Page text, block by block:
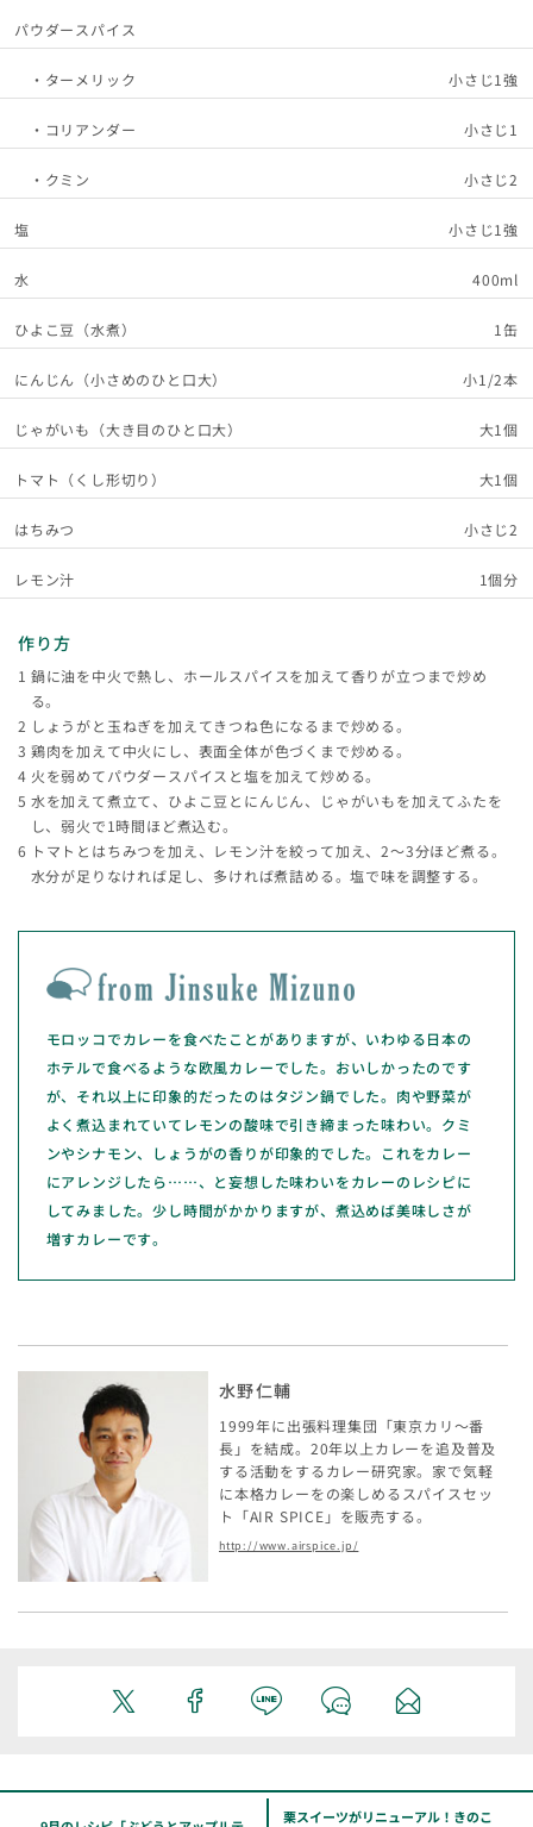
パウダースパイス
・ターメリック 小さじ1強
・コリアンダー 小さじ1
・クミン 小さじ2
塩 小さじ1強
水 400ml
ひよこ豆（水煮） 1缶
にんじん（小さめのひと口大） 小1/2本
じゃがいも（大き目のひと口大） 大1個
トマト（くし形切り） 大1個
はちみつ 小さじ2
レモン汁 1個分
作り方
鍋に油を中火で熱し、ホールスパイスを加えて香りが立つまで炒め
る。
しょうがと玉ねぎを加えてきつね色になるまで炒める。
鶏肉を加えて中火にし、表面全体が色づくまで炒める。
火を弱めてパウダースパイスと塩を加えて炒める。
水を加えて煮立て、ひよこ豆とにんじん、じゃがいもを加えてふたを
し、弱火で1時間ほど煮込む。
トマトとはちみつを加え、レモン汁を絞って加え、2～3分ほど煮る。
水分が足りなければ足し、多ければ煮詰める。塩で味を調整する。
モロッコでカレーを食べたことがありますが、いわゆる日本の
ホテルで食べるような欧風カレーでした。おいしかったのです
が、それ以上に印象的だったのはタジン鍋でした。肉や野菜が
よく煮込まれていてレモンの酸味で引き締まった味わい。クミ
ンやシナモン、しょうがの香りが印象的でした。これをカレー
にアレンジしたら……、と妄想した味わいをカレーのレシピに
してみました。少し時間がかかりますが、煮込めば美味しさが
増すカレーです。
水野仁輔
1999年に出張料理集団「東京カリ～番
長」を結成。20年以上カレーを追及普及
する活動をするカレー研究家。家で気軽
に本格カレーをの楽しめるスパイスセッ
ト「AIR SPICE」を販売する。
http://www.airspice.jp/
栗スイーツがリニューアル！きのこ